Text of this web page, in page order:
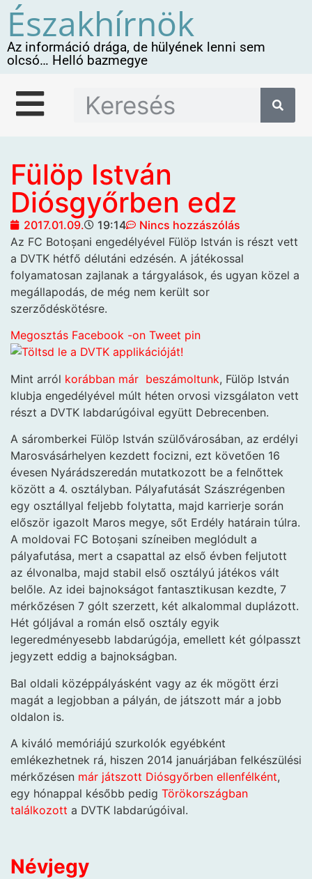
Északhírnök
Az információ drága, de hülyének lenni sem
olcsó… Helló bazmegye
Fülöp István
Diósgyőrben edz
2017.01.09. 19:14
Nincs hozzászólás
Az FC Botoșani engedélyével Fülöp István is részt vett
a DVTK hétfő délutáni edzésén. A játékossal
folyamatosan zajlanak a tárgyalások, és ugyan közel a
megállapodás, de még nem került sor
szerződéskötésre.
Megosztás Facebook -on Tweet pin
Mint arról korábban már beszámoltunk, Fülöp István
klubja engedélyével múlt héten orvosi vizsgálaton vett
részt a DVTK labdarúgóival együtt Debrecenben.
A sáromberkei Fülöp István szülővárosában, az erdélyi
Marosvásárhelyen kezdett focizni, ezt követően 16
évesen Nyárádszeredán mutatkozott be a felnőttek
között a 4. osztályban. Pályafutását Szászrégenben
egy osztállyal feljebb folytatta, majd karrierje során
először igazolt Maros megye, sőt Erdély határain túlra.
A moldovai FC Botoșani színeiben meglódult a
pályafutása, mert a csapattal az első évben feljutott
az élvonalba, majd stabil első osztályú játékos vált
belőle. Az idei bajnokságot fantasztikusan kezdte, 7
mérkőzésen 7 gólt szerzett, két alkalommal duplázott.
Hét góljával a román első osztály egyik
legeredményesebb labdarúgója, emellett két gólpasszt
jegyzett eddig a bajnokságban.
Bal oldali középpályásként vagy az ék mögött érzi
magát a legjobban a pályán, de játszott már a jobb
oldalon is.
A kiváló memóriájú szurkolók egyébként
emlékezhetnek rá, hiszen 2014 januárjában felkészülési
mérkőzésen már játszott Diósgyőrben ellenfélként,
egy hónappal később pedig Törökországban
találkozott a DVTK labdarúgóival.
Névjegy